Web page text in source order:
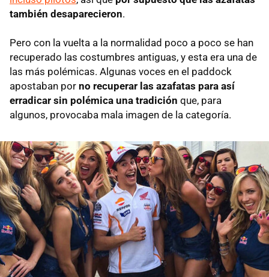
también desaparecieron.
Pero con la vuelta a la normalidad poco a poco se han
recuperado las costumbres antiguas, y esta era una de
las más polémicas. Algunas voces en el paddock
apostaban por no recuperar las azafatas para así
erradicar sin polémica una tradición que, para
algunos, provocaba mala imagen de la categoría.